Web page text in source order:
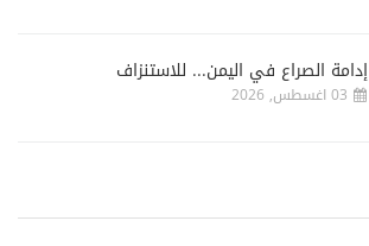
إدامة الصراع في اليمن... للاستنزاف
03 اغسطس, 2026